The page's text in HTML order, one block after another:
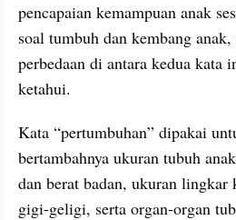
pencapaian kemampuan anak
soal tumbuh dan kembang anak,
perbedaan di antara kedua kata
ketahui.
Kata “pertumbuhan” dipakai
bertambahnya ukuran tubuh
dan berat badan, ukuran lingkar
gigi-geligi, serta organ-organ